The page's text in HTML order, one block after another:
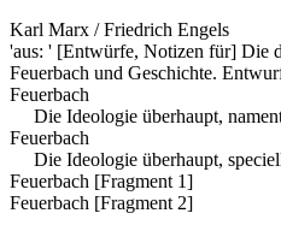
Karl Marx / Friedrich Engels
'aus: ' [Entwürfe, Notizen für] Die
Feuerbach und Geschichte.
Feuerbach
Die Ideologie überhaupt,
Feuerbach
Die Ideologie überhaupt,
Feuerbach [Fragment 1]
Feuerbach [Fragment 2]